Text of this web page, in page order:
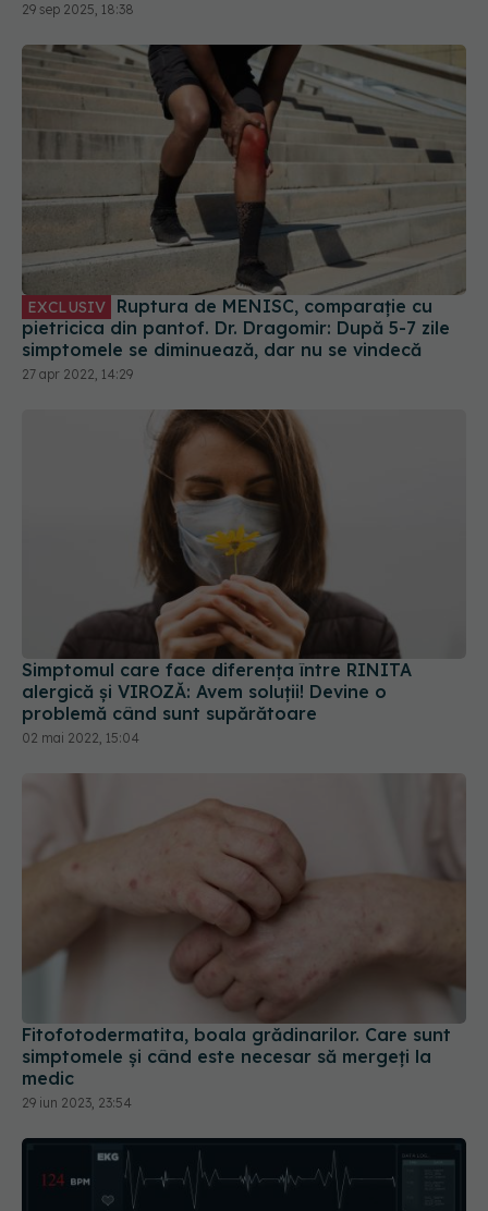
29 sep 2025, 18:38
EXCLUSIV
pietricica din pantof. Dr. Dragomir: După 5-7 zile
simptomele se diminuează, dar nu se vindecă
27 apr 2022, 14:29
Simptomul care face diferența între RINITA
alergică și VIROZĂ: Avem soluții! Devine o
problemă când sunt supărătoare
02 mai 2022, 15:04
Fitofotodermatita, boala grădinarilor. Care sunt
simptomele și când este necesar să mergeți la
medic
29 iun 2023, 23:54